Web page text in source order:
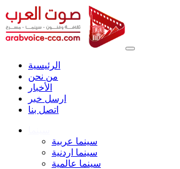
الرئيسية
من نحن
الأخبار
ارسل خبر
اتصل بنا
سينما عربية
سينما اردنية
سينما عالمية